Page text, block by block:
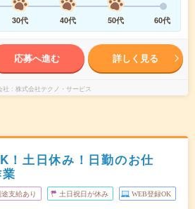
30代 40代 50代 60代
応募へ進む 詳しく見る
社 株式会社テクノ・サービス
！土日休み！日勤のお仕
支給あり 土日祝日が休み WEB登録OK